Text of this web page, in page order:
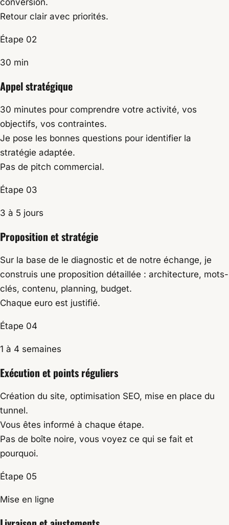
conversion.
Retour clair avec priorités.
Étape 02
30 min
Appel stratégique
30 minutes pour comprendre votre activité, vos
objectifs, vos contraintes.
Je pose les bonnes questions pour identifier la
stratégie adaptée.
Pas de pitch commercial.
Étape 03
3 à 5 jours
Proposition et stratégie
Sur la base de le diagnostic et de notre échange, je
construis une proposition détaillée : architecture, mots-
clés, contenu, planning, budget.
Chaque euro est justifié.
Étape 04
1 à 4 semaines
Exécution et points réguliers
Création du site, optimisation SEO, mise en place du
tunnel.
Vous êtes informé à chaque étape.
Pas de boîte noire, vous voyez ce qui se fait et
pourquoi.
Étape 05
Mise en ligne